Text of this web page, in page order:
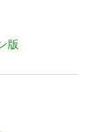
版